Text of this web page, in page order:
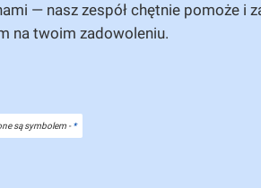
— nasz zespół chętnie pomoże i
na twoim zadowoleniu.
są symbolem -*